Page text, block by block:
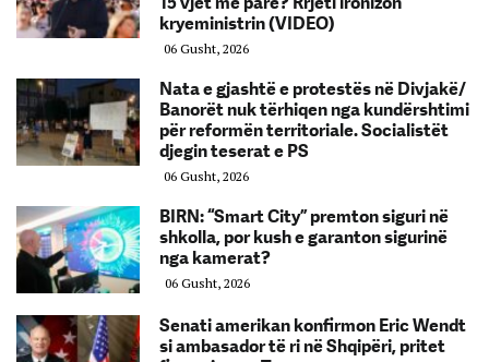
kryeministrin (VIDEO)
06 Gusht, 2026
Nata e gjashtë e protestës në Divjakë/
Banorët nuk tërhiqen nga kundërshtimi
për reformën territoriale. Socialistët
djegin teserat e PS
06 Gusht, 2026
BIRN: “Smart City” premton siguri në
shkolla, por kush e garanton sigurinë
nga kamerat?
06 Gusht, 2026
Senati amerikan konfirmon Eric Wendt
si ambasador të ri në Shqipëri, pritet